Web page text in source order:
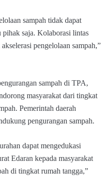
sampah tidak dapat
pihak saja. Kolaborasi lintas
pengelolaan sampah,”
sampah di TPA,
masyarakat dari tingkat
Pemerintah daerah
pengurangan sampah.
dapat mengedukasi
Edaran kepada masyarakat
di tingkat rumah tangga,”